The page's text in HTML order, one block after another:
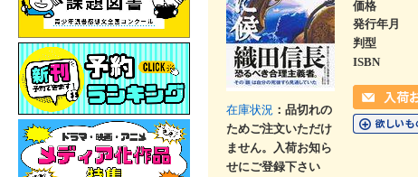
在庫状況 ：品切れの
ためご注文いただけ
ません。入荷お知ら
せにご登録下さい
価格
発行年月
判型
ISBN